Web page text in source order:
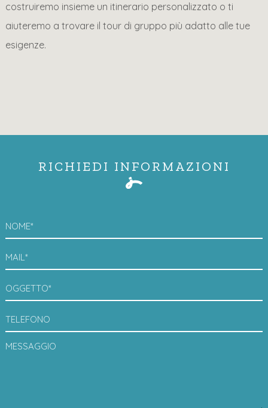
costruiremo insieme un itinerario personalizzato o ti
aiuteremo a trovare il tour di gruppo più adatto alle tue
esigenze.
RICHIEDI INFORMAZIONI
NOME*
MAIL*
OGGETTO*
TELEFONO
MESSAGGIO